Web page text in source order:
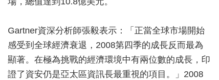
Gartner資深分析師張毅表示：「正當全球市場開始
感受到全球經濟衰退，2008第四季的成長反而最為
顯著。在極為挑戰的經濟環境中有兩位數的成長，印
證了資安仍是亞太區資訊長最重視的項目。」2008